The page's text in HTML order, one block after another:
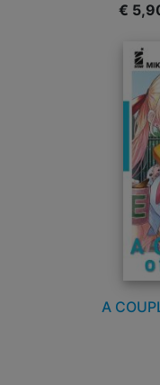
€
A